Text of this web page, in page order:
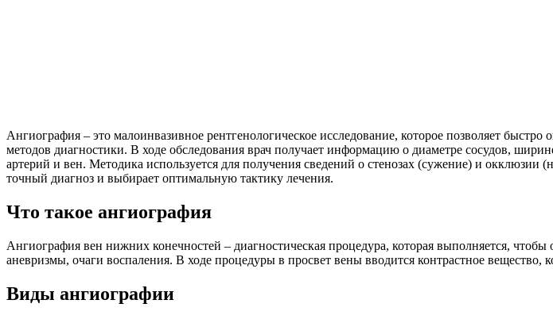
Ангиография – это малоинвазивное рентгенологическое исследование, которое позволяет
методов диагностики. В ходе обследования врач получает информацию о диаметре сосудов,
артерий и вен. Методика используется для получения сведений о стенозах (сужение) и окклюзии
точный диагноз и выбирает оптимальную тактику лечения.
Что такое ангиография
Ангиография вен нижних конечностей – диагностическая процедура, которая выполняется,
аневризмы, очаги воспаления. В ходе процедуры в просвет вены вводится контрастное вещество,
Виды ангиографии